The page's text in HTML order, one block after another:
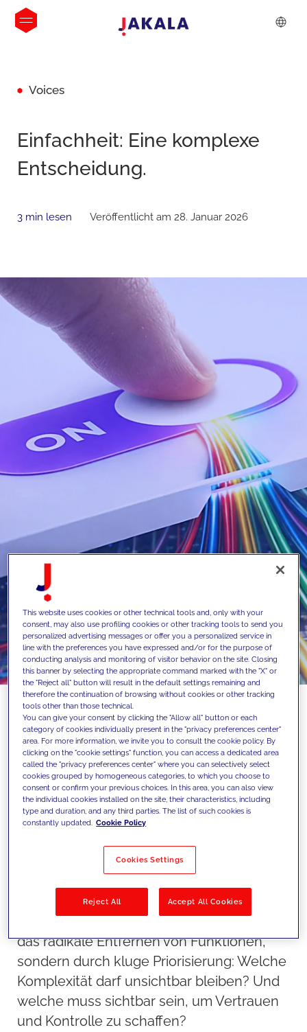
Voices
Einfachheit: Eine komplexe
Entscheidung.
3 min lesen Veröffentlicht am 28. Januar 2026
Perspektive von Amir Nahor, Experience
Design bei JAKALA
Warum einfach nicht einfach
einfach ist.
Digitale Experiences wirken oft mühelos -
Herausforderung. Je einfacher ein
die Entscheidungen, die dahinterstehen.
das radikale Entfernen von Funktionen,
sondern durch kluge Priorisierung: Welche
Komplexität darf unsichtbar bleiben? Und
welche muss sichtbar sein, um Vertrauen
und Kontrolle zu schaffen?
This website uses cookies or other technical tools and, only with your
consent, may also use profiling cookies or other tracking tools to send you
personalized advertising messages or offer you a personalized service in
line with the preferences you have expressed and/or for the purpose of
conducting analysis and monitoring of visitor behavior on the site. Closing
this banner by selecting the appropriate command marked with the "X" or
the "Reject all" button will result in the default settings remaining and
therefore the continuation of browsing without cookies or other tracking
tools other than those technical.
You can give your consent by clicking the "Allow all" button or each
category of cookies individually present in the "privacy preferences center"
area. For more information, we invite you to consult the cookie policy. By
clicking on the "cookie settings" function, you can access a dedicated area
called the "privacy preferences center" where you can selectively select
cookies grouped by homogeneous categories, to which you choose to
consent or confirm your previous choices. In this area, you can also view
the individual cookies installed on the site, their characteristics, including
type and duration, and any third parties. The list of such cookies is
constantly updated. Cookie Policy
Cookies Settings
Reject All Accept All Cookies